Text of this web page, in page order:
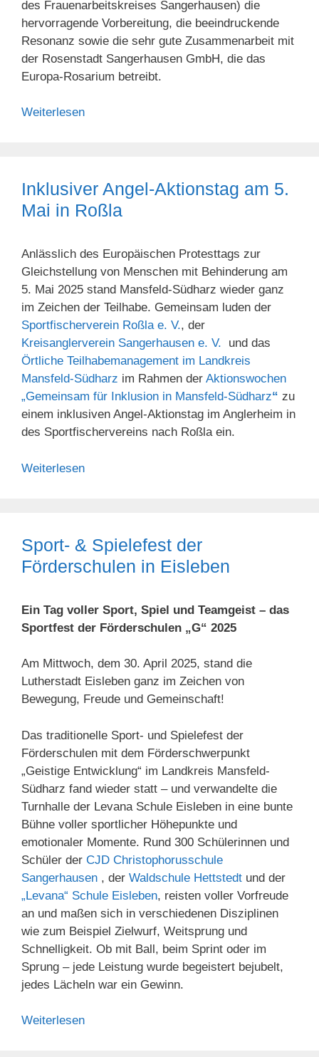
des Frauenarbeitskreises Sangerhausen) die
hervorragende Vorbereitung, die beeindruckende
Resonanz sowie die sehr gute Zusammenarbeit mit
der Rosenstadt Sangerhausen GmbH, die das
Europa-Rosarium betreibt.
Weiterlesen
Inklusiver Angel-Aktionstag am 5.
Mai in Roßla
Anlässlich des Europäischen Protesttags zur
Gleichstellung von Menschen mit Behinderung am
5. Mai 2025 stand Mansfeld-Südharz wieder ganz
im Zeichen der Teilhabe. Gemeinsam luden der
Sportfischerverein Roßla e. V., der
Kreisanglerverein Sangerhausen e. V.
und das
Örtliche Teilhabemanagement im Landkreis
Mansfeld-Südharz im Rahmen der Aktionswochen
„Gemeinsam für Inklusion in Mansfeld-Südharz“ zu
einem inklusiven Angel-Aktionstag im Anglerheim in
des Sportfischervereins nach Roßla ein.
Weiterlesen
Sport- & Spielefest der
Förderschulen in Eisleben
Ein Tag voller Sport, Spiel und Teamgeist – das
Sportfest der Förderschulen „G“ 2025
Am Mittwoch, dem 30. April 2025, stand die
Lutherstadt Eisleben ganz im Zeichen von
Bewegung, Freude und Gemeinschaft!
Das traditionelle Sport- und Spielefest der
Förderschulen mit dem Förderschwerpunkt
„Geistige Entwicklung“ im Landkreis Mansfeld-
Südharz fand wieder statt – und verwandelte die
Turnhalle der Levana Schule Eisleben in eine bunte
Bühne voller sportlicher Höhepunkte und
emotionaler Momente. Rund 300 Schülerinnen und
Schüler der CJD Christophorusschule
Sangerhausen , der Waldschule Hettstedt und der
„Levana“ Schule Eisleben, reisten voller Vorfreude
an und maßen sich in verschiedenen Disziplinen
wie zum Beispiel Zielwurf, Weitsprung und
Schnelligkeit. Ob mit Ball, beim Sprint oder im
Sprung – jede Leistung wurde begeistert bejubelt,
jedes Lächeln war ein Gewinn.
Weiterlesen